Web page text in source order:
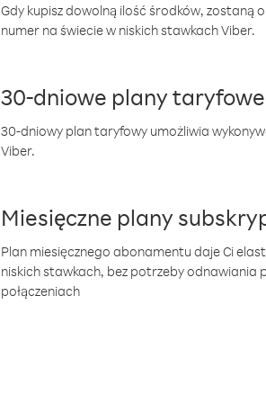
Gdy kupisz dowolną ilość środków, zostaną
numer na świecie w niskich stawkach Viber.
30-dniowe plany taryfowe
30-dniowy plan taryfowy umożliwia
Viber.
Miesięczne plany
Plan miesięcznego abonamentu daje Ci
niskich stawkach, bez potrzeby odnawiania
połączeniach